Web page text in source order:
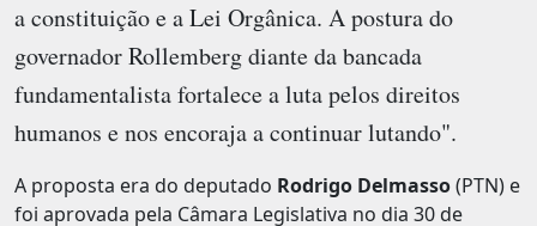
a constituição e a Lei Orgânica. A postura do
governador Rollemberg diante da bancada
fundamentalista fortalece a luta pelos direitos
humanos e nos encoraja a continuar lutando".
A proposta era do deputado Rodrigo Delmasso(PTN) e
foi aprovada pela Câmara Legislativa no dia 30 de